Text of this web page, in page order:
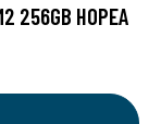
256GB HOPEA